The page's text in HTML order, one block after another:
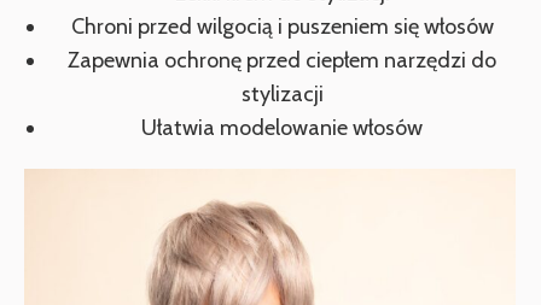
Chroni przed wilgocią i puszeniem się włosów
Zapewnia ochronę przed ciepłem narzędzi do
stylizacji
Ułatwia modelowanie włosów